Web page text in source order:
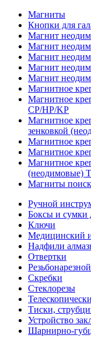
Магниты
Кнопки для
Магнит
Магнит
Магнит
Магнит
Магнит
Магнитное
Магнитное
CP/HP/KP
Магнитное
зенковкой
Магнитное
Магнитное
Магнитное
(неодимовые)
Магниты
Ручной
Боксы и сумки
Ключи
Медицинский
Надфили
Отвертки
Скребки
Стеклорезы
Тиски,
Устройство
Шарнирно-